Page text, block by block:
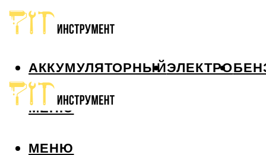
АККУМУЛЯТОРНЫЙЭЛЕКТРО
МЕНЮ
МЕНЮ